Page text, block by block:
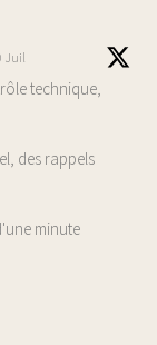
Juil
technique,
des rappels
minute